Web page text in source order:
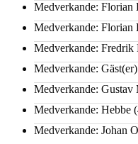
Medverkande: Florian
Medverkande: Florian
Medverkande: Fredrik
Medverkande: Gäst(er)
Medverkande: Gustav
Medverkande: Hebbe
Medverkande: Johan